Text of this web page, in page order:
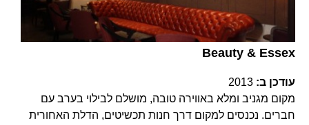
Beauty & Essex
עודכן ב: 2013
מקום מגניב ומלא באווירה טובה, מושלם לבילוי בערב עם
חברים. נכנסים למקום דרך חנות תכשיטים, הדלת האחורית